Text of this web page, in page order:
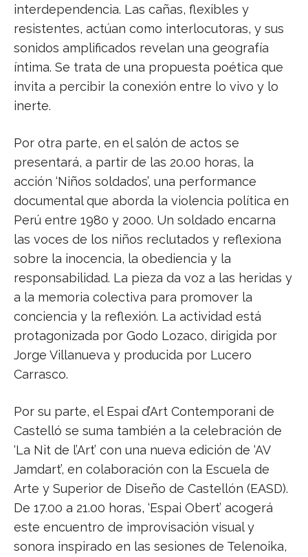
interdependencia. Las cañas, flexibles y
resistentes, actúan como interlocutoras, y sus
sonidos amplificados revelan una geografía
íntima. Se trata de una propuesta poética que
invita a percibir la conexión entre lo vivo y lo
inerte.
Por otra parte, en el salón de actos se
presentará, a partir de las 20.00 horas, la
acción ‘Niños soldados’, una performance
documental que aborda la violencia política en
Perú entre 1980 y 2000. Un soldado encarna
las voces de los niños reclutados y reflexiona
sobre la inocencia, la obediencia y la
responsabilidad. La pieza da voz a las heridas y
a la memoria colectiva para promover la
conciencia y la reflexión. La actividad está
protagonizada por Godo Lozaco, dirigida por
Jorge Villanueva y producida por Lucero
Carrasco.
Por su parte, el Espai d’Art Contemporani de
Castelló se suma también a la celebración de
‘La Nit de l’Art’ con una nueva edición de ‘AV
Jamdart’, en colaboración con la Escuela de
Arte y Superior de Diseño de Castellón (EASD).
De 17.00 a 21.00 horas, ‘Espai Obert’ acogerá
este encuentro de improvisación visual y
sonora inspirado en las sesiones de Telenoika,